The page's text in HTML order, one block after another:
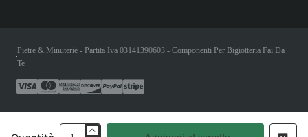
Pietre & Minuterie - Partita Iva 03141390603 - Componenti Per Bigiotteria Fai Da
Te